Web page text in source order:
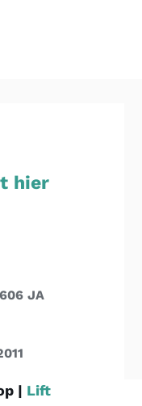
hier
JA
| Lift